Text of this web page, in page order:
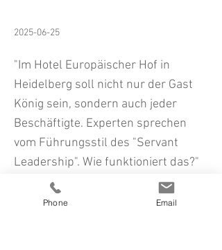
2025-06-25
"Im Hotel Europäischer Hof in
Heidelberg soll nicht nur der Gast
König sein, sondern auch jeder
Beschäftigte. Experten sprechen
vom Führungsstil des "Servant
Leadership". Wie funktioniert das?"
Phone Email